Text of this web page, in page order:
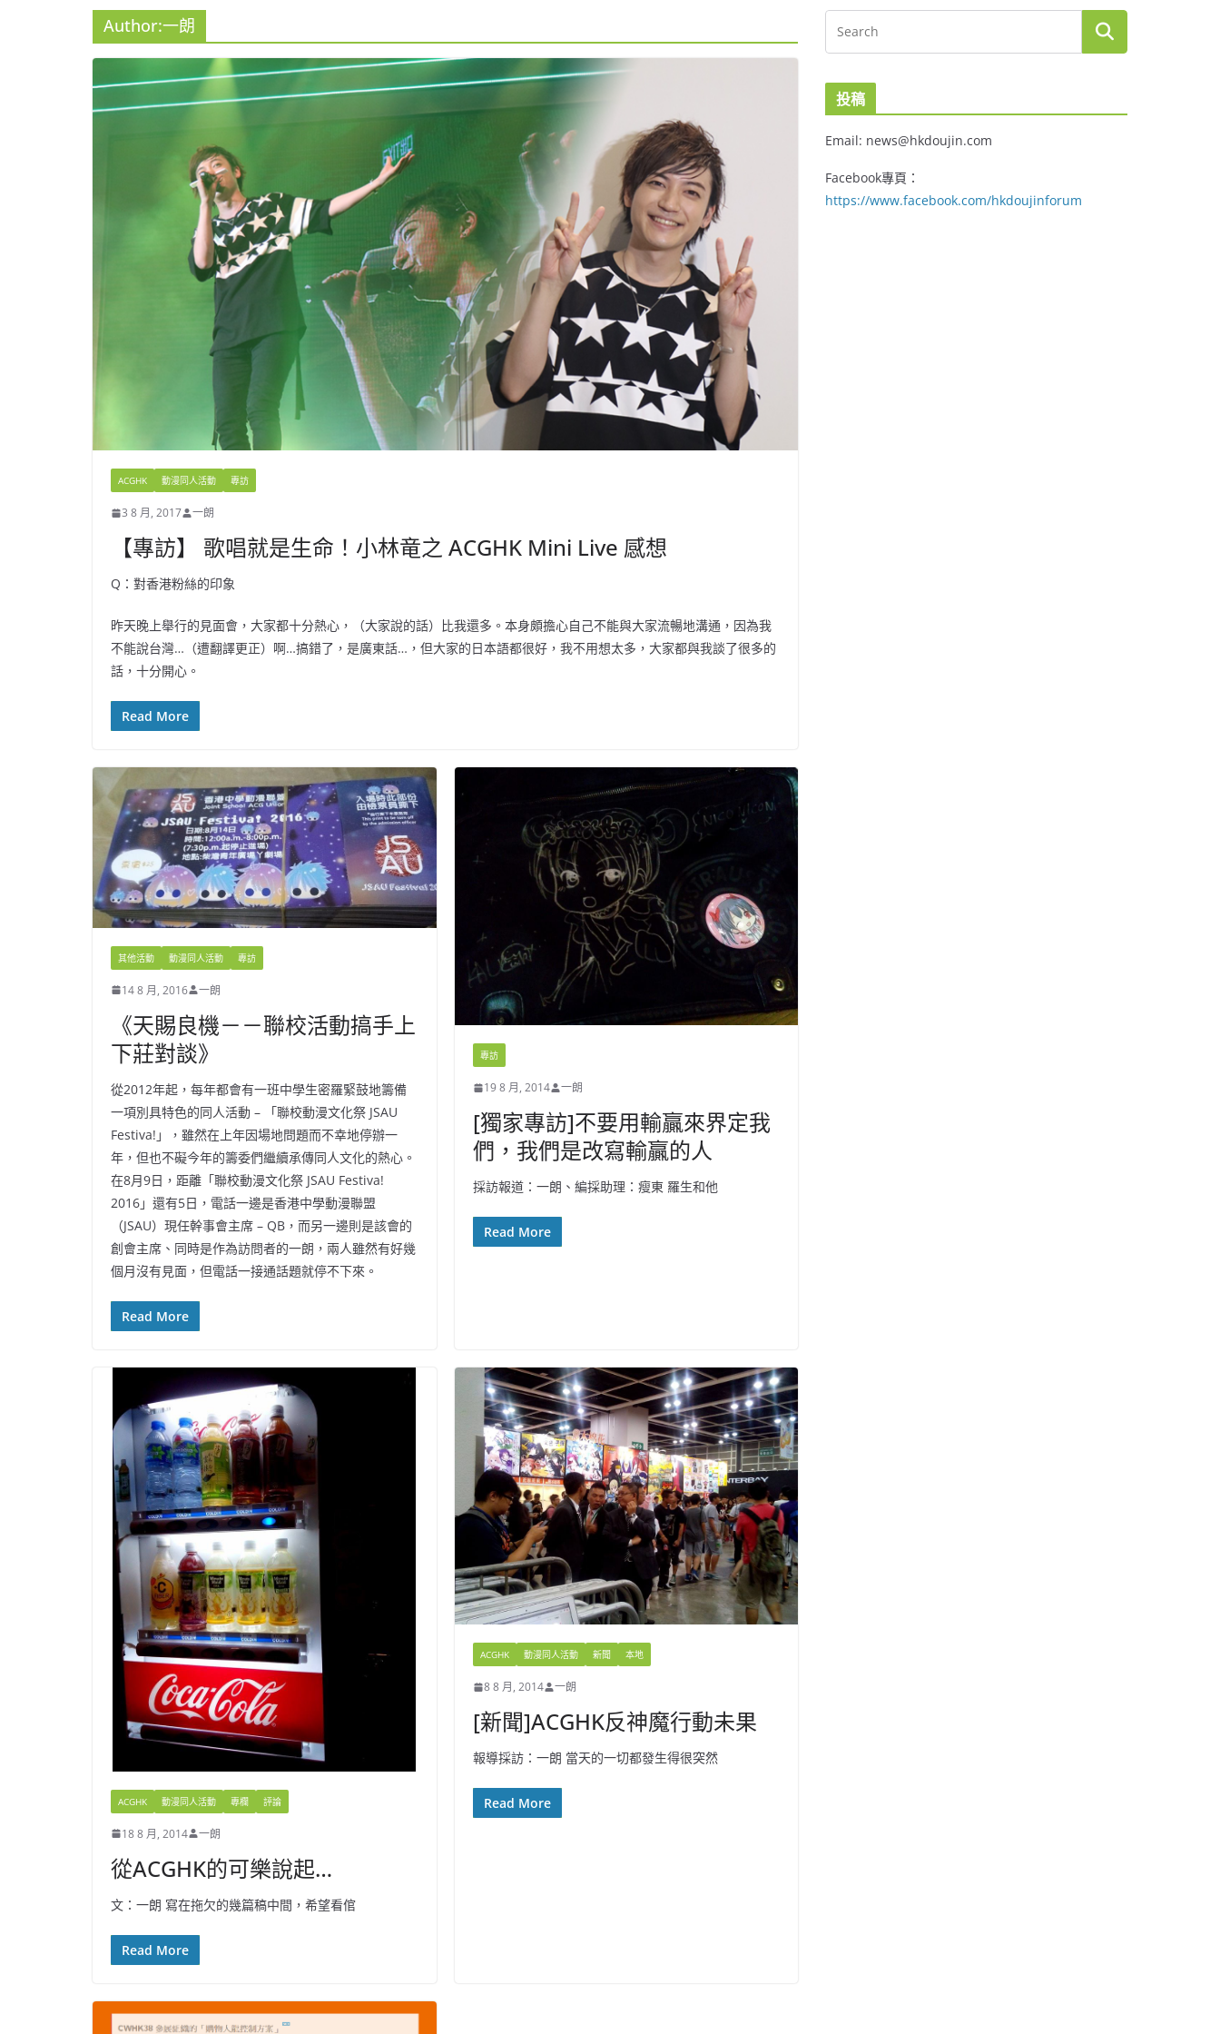
Author:一朗
ACGHK 動漫同人活動 專訪
3 8 月, 2017 一朗
【專訪】 歌唱就是生命！小林竜之 ACGHK Mini Live 感想
Q：對香港粉絲的印象
昨天晚上舉行的見面會，大家都十分熱心，（大家說的話）比我還多。本身頗擔心自己不能與大家流暢地溝通，因為我
不能說台灣…（遭翻譯更正）啊…搞錯了，是廣東話…，但大家的日本語都很好，我不用想太多，大家都與我談了很多的
話，十分開心。
Read More
其他活動 動漫同人活動 專訪
14 8 月, 2016 一朗
《天賜良機－－聯校活動搞手上
下莊對談》
從2012年起，每年都會有一班中學生密羅緊鼓地籌備
一項別具特色的同人活動 – 「聯校動漫文化祭 JSAU
Festiva!」，雖然在上年因場地問題而不幸地停辦一
年，但也不礙今年的籌委們繼續承傳同人文化的熱心。
在8月9日，距離「聯校動漫文化祭 JSAU Festiva!
2016」還有5日，電話一邊是香港中學動漫聯盟
（JSAU）現任幹事會主席 – QB，而另一邊則是該會的
創會主席、同時是作為訪問者的一朗，兩人雖然有好幾
個月沒有見面，但電話一接通話題就停不下來。
Read More
專訪
19 8 月, 2014 一朗
[獨家專訪]不要用輸贏來界定我
們，我們是改寫輸贏的人
採訪報道：一朗、編採助理：瘦東 羅生和他
Read More
ACGHK 動漫同人活動 專欄 評論
18 8 月, 2014 一朗
從ACGHK的可樂說起…
文：一朗 寫在拖欠的幾篇稿中間，希望看倌
Read More
ACGHK 動漫同人活動 新聞 本地
8 8 月, 2014 一朗
[新聞]ACGHK反神魔行動未果
報導採訪：一朗 當天的一切都發生得很突然
Read More
投稿
Email: news@hkdoujin.com
Facebook專頁：
https://www.facebook.com/hkdoujinforum